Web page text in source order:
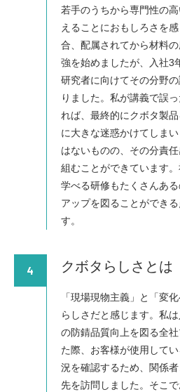
若手のうちから専門性の
えることにおもしろさを
合、配属されてから材料
強を始めましたが、入社3
研究者に向けてその分野
りました。私が講義で誤
れば、最終的にクボタ製
に大きな迷惑かけてしま
はないものの、その分責
組むことができています
学べる研修もたくさんあ
アップを図ることができ
す。
4 クボタらしさとは
「現場現物主義」と「変
らしさだと感じます。私
の防錆品質向上を図る全
た際、お客様が使用して
況を確認するため、関係
先を訪問しました。そこ